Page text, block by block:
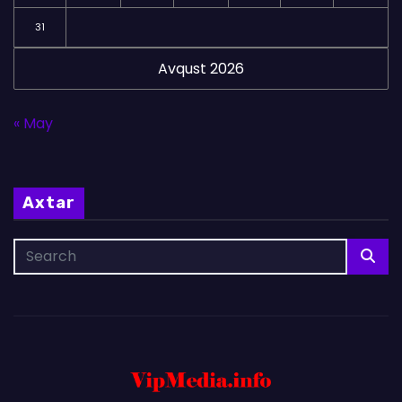
Avqust 2026
31
« May
Axtar